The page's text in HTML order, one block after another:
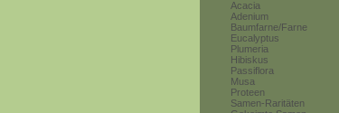
Acacia
Adenium
Baumfarne/Farne
Eucalyptus
Plumeria
Hibiskus
Passiflora
Musa
Proteen
Samen-Raritäten